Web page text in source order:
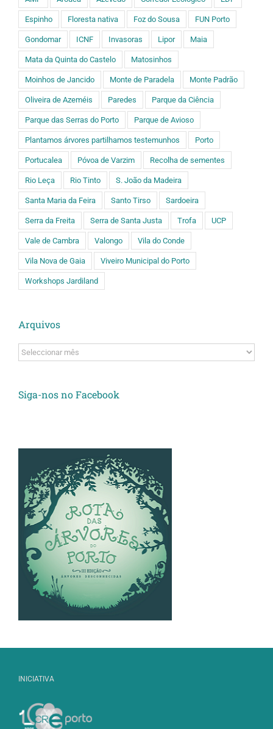
Espinho Floresta nativa Foz do Sousa FUN Porto
Gondomar ICNF Invasoras Lipor Maia
Mata da Quinta do Castelo Matosinhos
Moinhos de Jancido Monte de Paradela Monte Padrão
Oliveira de Azeméis Paredes Parque da Ciência
Parque das Serras do Porto Parque de Avioso
Plantamos árvores partilhamos testemunhos Porto
Portucalea Póvoa de Varzim Recolha de sementes
Rio Leça Rio Tinto S. João da Madeira
Santa Maria da Feira Santo Tirso Sardoeira
Serra da Freita Serra de Santa Justa Trofa UCP
Vale de Cambra Valongo Vila do Conde
Vila Nova de Gaia Viveiro Municipal do Porto
Workshops Jardiland
Arquivos
Arquivos
Siga-nos no Facebook
INICIATIVA